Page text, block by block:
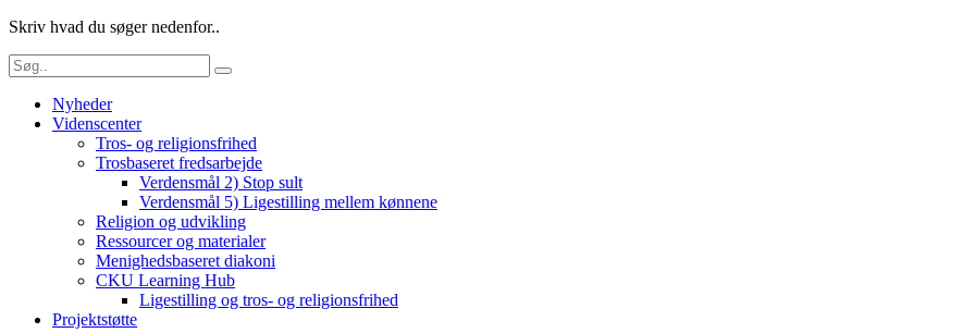
Skriv hvad du søger nedenfor..
Nyheder
Videnscenter
Tros- og religionsfrihed
Trosbaseret fredsarbejde
Verdensmål 2) Stop sult
Verdensmål 5) Ligestilling mellem kønnene
Religion og udvikling
Ressourcer og materialer
Menighedsbaseret diakoni
CKU Learning Hub
Ligestilling og tros- og religionsfrihed
Projektstøtte